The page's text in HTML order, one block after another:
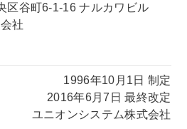
区谷町6-1-16 ナルカワビル
社
1996年10月1日 制定
2016年6月7日 最終改定
ユニオンシステム株式会社